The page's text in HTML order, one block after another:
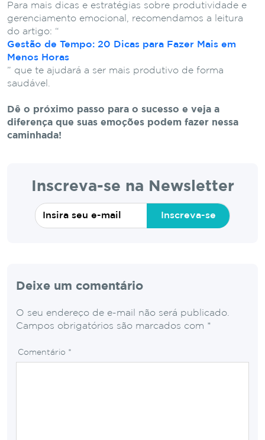
Para mais dicas e estratégias sobre produtividade e
gerenciamento emocional, recomendamos a leitura
do artigo: “
Gestão de Tempo: 20 Dicas para Fazer Mais em
Menos Horas
” que te ajudará a ser mais produtivo de forma
saudável.
Dê o próximo passo para o sucesso e veja a
diferença que suas emoções podem fazer nessa
caminhada!
Inscreva-se na Newsletter
Inscreva-se
Deixe um comentário
O seu endereço de e-mail não será publicado.
Campos obrigatórios são marcados com *
Comentário *